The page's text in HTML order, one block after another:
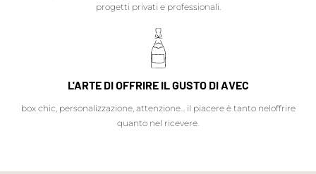
progetti privati e professionali.
L'ARTE DI OFFRIRE IL GUSTO DI AVEC
box chic, personalizzazione, attenzione... il piacere è tanto neloffrire
quanto nel ricevere.